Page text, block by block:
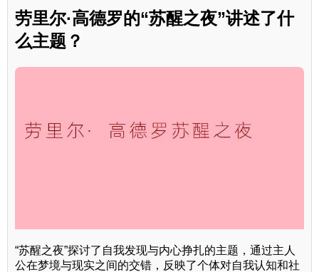
劳里尔·高德罗的“苏醒之夜”讲述了什
么主题？
“苏醒之夜”探讨了自我发现与内心挣扎的主题，通过主人
公在梦境与现实之间的交错，反映了个体对自我认知和社